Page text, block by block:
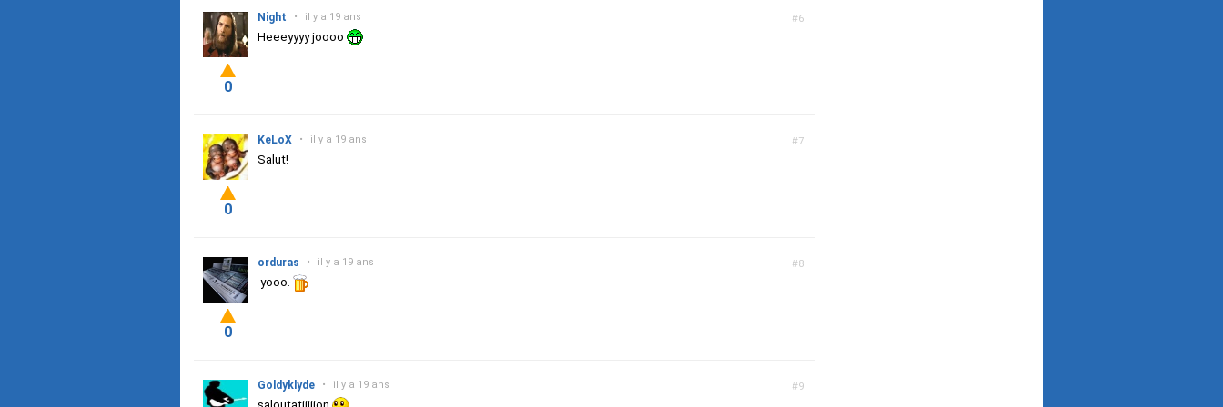
#6
Night • il y a 19 ans
Heeeyyyy joooo
0
#7
KeLoX • il y a 19 ans
Salut!
0
#8
orduras • il y a 19 ans
yooo.
0
#9
Goldyklyde • il y a 19 ans